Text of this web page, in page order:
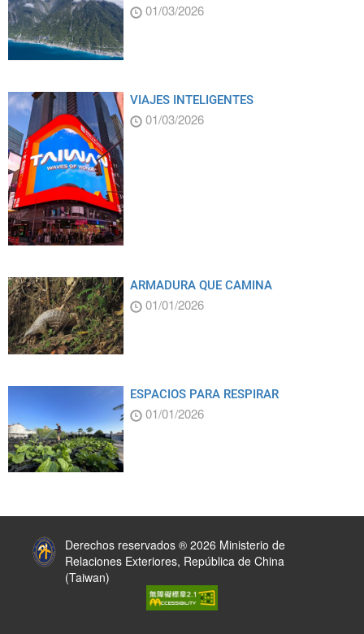
01/03/2026
VIAJES INTELIGENTES
01/03/2026
ARMADURA QUE CAMINA
01/01/2026
ESPACIOS PARA RESPIRAR
01/01/2026
Derechos reservados ® 2026 Ministerio de
Relaciones Exteriores, República de China
(Taiwan)